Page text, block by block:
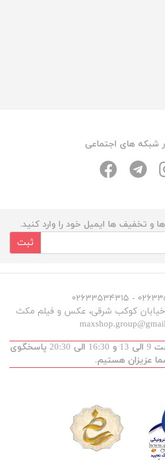
شبکه های اجتماعی
و تخفیف ها ایمیل خود را وارد کنید.
ثبت
شنبه تا پنجشنبه از ساعت 9 الی 13 و 16:30 الی 20:30 پاسخگوی
عزیزان هستیم.